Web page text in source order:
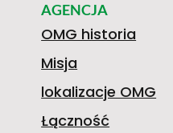
AGENCJA
OMG historia
Misja
lokalizacje OMG
Łączność